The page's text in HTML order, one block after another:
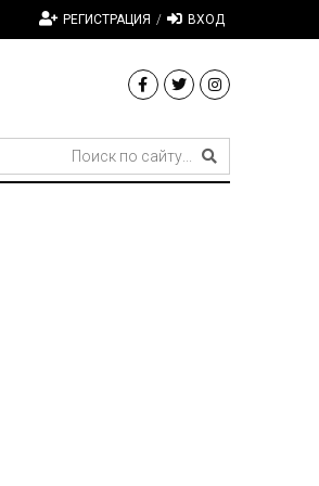
РЕГИСТРАЦИЯ / ВХОД